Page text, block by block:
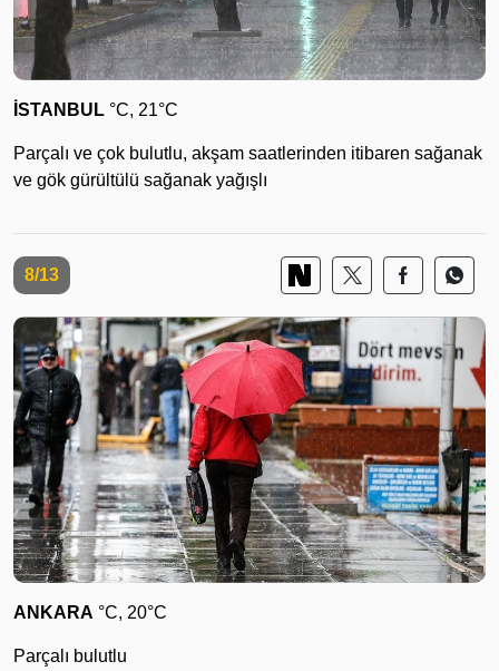
İSTANBUL °C, 21°C
Parçalı ve çok bulutlu, akşam saatlerinden itibaren sağanak
ve gök gürültülü sağanak yağışlı
8/13
ANKARA °C, 20°C
Parçalı bulutlu